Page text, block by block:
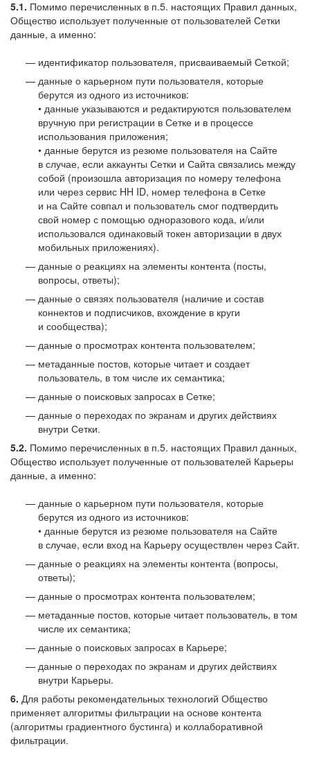
5.1. Помимо перечисленных в п.5. настоящих Правил данных,
Общество использует полученные от пользователей Сетки
данные, а именно:
идентификатор пользователя, присваиваемый Сеткой;
данные о карьерном пути пользователя, которые
берутся из одного из источников:
• данные указываются и редактируются пользователем
вручную при регистрации в Сетке и в процессе
использования приложения;
• данные берутся из резюме пользователя на Сайте
в случае, если аккаунты Сетки и Сайта связались между
собой (произошла авторизация по номеру телефона
или через сервис HH ID, номер телефона в Сетке
и на Сайте совпал и пользователь смог подтвердить
свой номер с помощью одноразового кода, и/или
использовался одинаковый токен авторизации в двух
мобильных приложениях).
данные о реакциях на элементы контента (посты,
вопросы, ответы);
данные о связях пользователя (наличие и состав
коннектов и подписчиков, вхождение в круги
и сообщества);
данные о просмотрах контента пользователем;
метаданные постов, которые читает и создает
пользователь, в том числе их семантика;
данные о поисковых запросах в Сетке;
данные о переходах по экранам и других действиях
внутри Сетки.
5.2. Помимо перечисленных в п.5. настоящих Правил данных,
Общество использует полученные от пользователей Карьеры
данные, а именно:
данные о карьерном пути пользователя, которые
берутся из одного из источников:
• данные берутся из резюме пользователя на Сайте
в случае, если вход на Карьеру осуществлен через Сайт.
данные о реакциях на элементы контента (вопросы,
ответы);
данные о просмотрах контента пользователем;
метаданные постов, которые читает пользователь, в том
числе их семантика;
данные о поисковых запросах в Карьере;
данные о переходах по экранам и других действиях
внутри Карьеры.
6. Для работы рекомендательных технологий Общество
применяет алгоритмы фильтрации на основе контента
(алгоритмы градиентного бустинга) и коллаборативной
фильтрации.